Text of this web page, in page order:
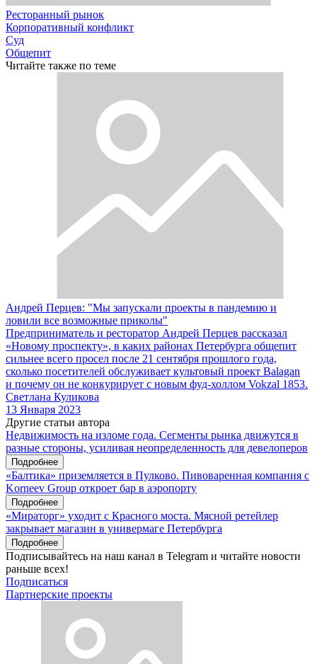
Ресторанный рынок
Корпоративный конфликт
Суд
Общепит
Читайте также по теме
Андрей Перцев: "Мы запускали проекты в пандемию и
ловили все возможные приколы"
Предприниматель и ресторатор Андрей Перцев рассказал
«Новому проспекту», в каких районах Петербурга общепит
сильнее всего просел после 21 сентября прошлого года,
сколько посетителей обслуживает культовый проект Balagan
и почему он не конкурирует с новым фуд-холлом Vokzal 1853.
Светлана Куликова
13 Января 2023
Другие статьи автора
Недвижимость на изломе года. Сегменты рынка движутся в
разные стороны, усиливая неопределенность для девелоперов
Подробнее
«Балтика» приземляется в Пулково. Пивоваренная компания с
Korneev Group откроет бар в аэропорту
Подробнее
«Мираторг» уходит с Красного моста. Мясной ретейлер
закрывает магазин в универмаге Петербурга
Подробнее
Подписывайтесь на наш канал в Telegram и читайте новости
раньше всех!
Подписаться
Партнерские проекты